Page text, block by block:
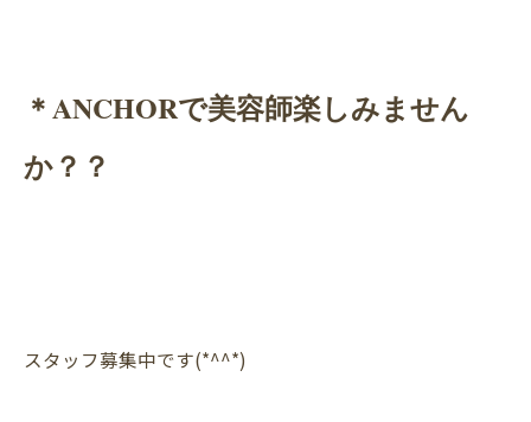
＊ANCHORで美容師楽しみません
か？？
スタッフ募集中です(*^^*)